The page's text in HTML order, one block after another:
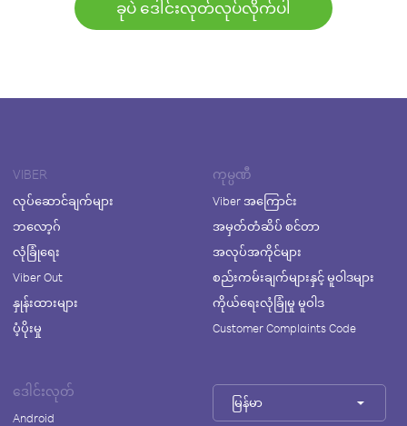
ခုပဲ ဒေါင်းလုတ်လုပ်လိုက်ပါ
VIBER
လုပ်ဆောင်ချက်များ
ဘလော့ဂ်
လုံခြုံရေး
Viber Out
နှုန်းထားများ
ပံ့ပိုးမှု
ကုမ္ပဏီ
Viber အကြောင်း
အမှတ်တံဆိပ် စင်တာ
အလုပ်အကိုင်များ
စည်းကမ်းချက်များနှင့် မူဝါဒများ
ကိုယ်ရေးလုံခြုံမှု မူဝါဒ
Customer Complaints Code
ဒေါင်းလုတ်
Android
မြန်မာ